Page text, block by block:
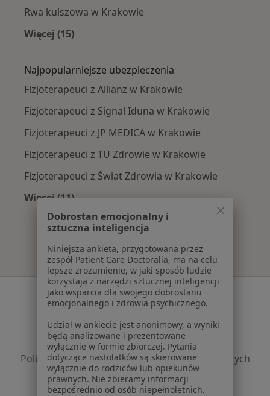
Rwa kulszowa w Krakowie
Więcej (15)
Najpopularniejsze ubezpieczenia
Fizjoterapeuci z Allianz w Krakowie
Fizjoterapeuci z Signal Iduna w Krakowie
Fizjoterapeuci z JP MEDICA w Krakowie
Fizjoterapeuci z TU Zdrowie w Krakowie
Fizjoterapeuci z Świat Zdrowia w Krakowie
Więcej (11)
Więcej w kategorii: Najpopularniejsze
Serwis
Polityka prywatności pacjentów
Polityka prywatności profesjonalistów
Polityka prywatności dla profesjonalistów, których
dane pozyskaliśmy samodzielnie
Polityka cookies
Dobrostan emocjonalny i
sztuczna inteligencja
Niniejsza ankieta, przygotowana przez
zespół Patient Care Doctoralia, ma na celu
lepsze zrozumienie, w jaki sposób ludzie
korzystają z narzędzi sztucznej inteligencji
jako wsparcia dla swojego dobrostanu
emocjonalnego i zdrowia psychicznego.
Udział w ankiecie jest anonimowy, a wyniki
będą analizowane i prezentowane
wyłącznie w formie zbiorczej. Pytania
dotyczące nastolatków są skierowane
wyłącznie do rodziców lub opiekunów
prawnych. Nie zbieramy informacji
bezpośrednio od osób niepełnoletnich.